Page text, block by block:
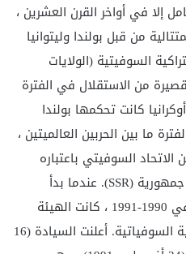
إلا في أواخر القرن العشرين ،
من قبل بولندا وليتوانيا
السوفيتية (الولايات
من الاستقلال في الفترة
أوكرانيا كانت تحكمها بولندا
ما بين الحربين العالميتين ،
السوفيتي باعتباره
الاشتراكي السوفيتي الأوكراني جمهورية (SSR). عندما بدأ
الاتحاد السوفيتي في الانهيار في 1990-1991 ، كانت الهيئة
التشريعية في أوكرانيا الاشتراكية السوفياتية. أعلنت السيادة (16